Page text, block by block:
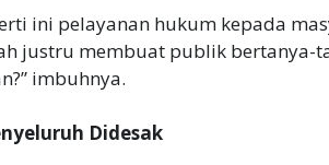
ini pelayanan hukum kepada
justru membuat publik bertanya-
imbuhnya.
Didesak